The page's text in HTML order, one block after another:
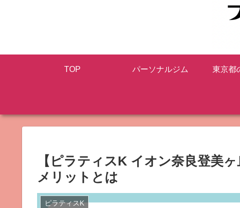
TOP パーソナルジム 東京都
【ピラティスK イオン奈良登美
メリットとは
ピラティスK